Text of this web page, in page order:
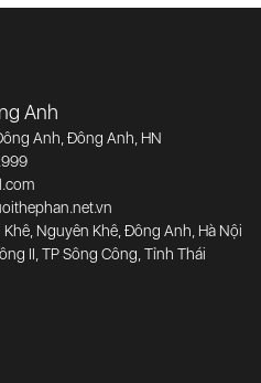
Anh
Anh, Đông Anh, HN
Nguyên Khê, Đông Anh, Hà Nội
II, TP Sông Công, Tỉnh Thái